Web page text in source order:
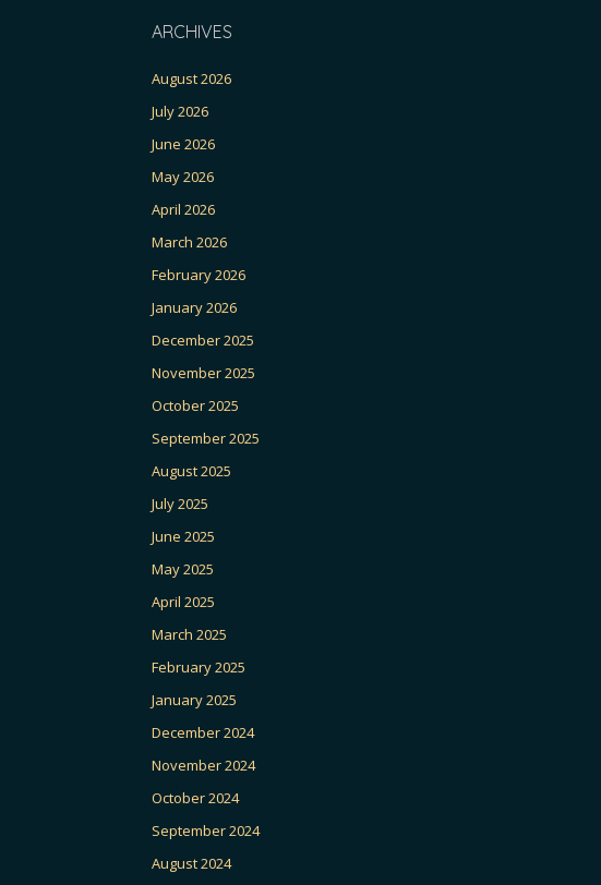
ARCHIVES
August 2026
July 2026
June 2026
May 2026
April 2026
March 2026
February 2026
January 2026
December 2025
November 2025
October 2025
September 2025
August 2025
July 2025
June 2025
May 2025
April 2025
March 2025
February 2025
January 2025
December 2024
November 2024
October 2024
September 2024
August 2024